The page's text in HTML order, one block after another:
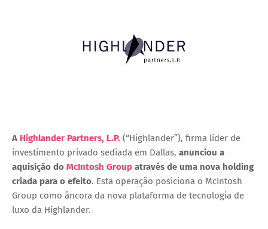
A Highlander Partners, L.P. (“Highlander”), firma líder de
investimento privado sediada em Dallas, anunciou a
aquisição do McIntosh Group através de uma nova holding
criada para o efeito. Esta operação posiciona o McIntosh
Group como âncora da nova plataforma de tecnologia de
luxo da Highlander.